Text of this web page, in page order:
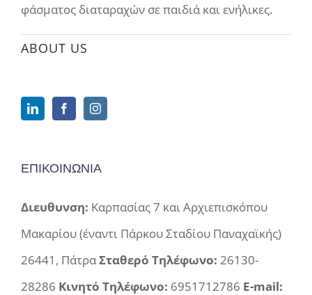
φάσματος διαταραχών σε παιδιά και ενήλικες.
ABOUT US
ΕΠΙΚΟΙΝΩΝΙΑ
Διευθυνση: Καρπασίας 7 και Αρχιεπισκόπου
Μακαρίου (έναντι Πάρκου Σταδίου Παναχαϊκής)
26441, ΠάτραΣταθερό Τηλέφωνο: 26130-
28286 Κινητό Τηλέφωνο: 6951712786 E-mail: